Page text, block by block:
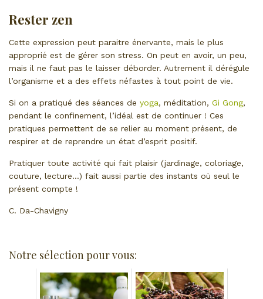
Rester zen
Cette expression peut paraitre énervante, mais le plus
approprié est de gérer son stress. On peut en avoir, un peu,
mais il ne faut pas le laisser déborder. Autrement il dérégule
l’organisme et a des effets néfastes à tout point de vie.
Si on a pratiqué des séances de yoga, méditation, Gi Gong,
pendant le confinement, l’idéal est de continuer ! Ces
pratiques permettent de se relier au moment présent, de
respirer et de reprendre un état d’esprit positif.
Pratiquer toute activité qui fait plaisir (jardinage, coloriage,
couture, lecture…) fait aussi partie des instants où seul le
présent compte !
C. Da-Chavigny
Notre sélection pour vous: